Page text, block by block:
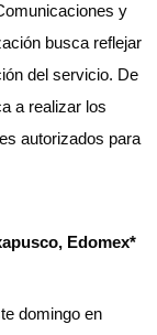
y
busca reflejar
del servicio. De
a realizar los
autorizados para
Edomex*
domingo en